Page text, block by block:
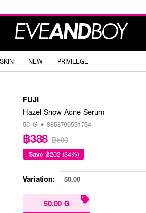
NEW PRIVILEGE
FUJI
Hazel Snow Acne Serum
50 G • 8858799591764
฿388 ฿590
Save ฿202 (34%)
Variation: 50.00
50.00 G